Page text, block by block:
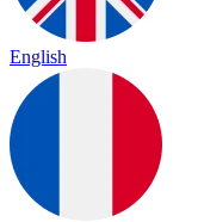
English